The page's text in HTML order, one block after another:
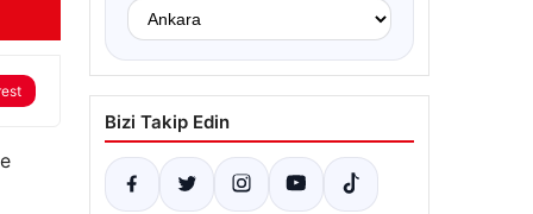
Bizi Takip Edin